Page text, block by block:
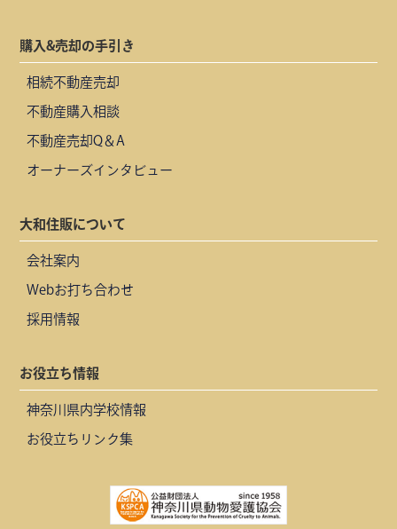
購入&売却の手引き
相続不動産売却
不動産購入相談
不動産売却Q＆A
オーナーズインタビュー
大和住販について
会社案内
Webお打ち合わせ
採用情報
お役立ち情報
神奈川県内学校情報
お役立ちリンク集